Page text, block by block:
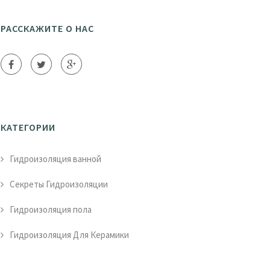
РАССКАЖИТЕ О НАС
КАТЕГОРИИ
Гидроизоляция ванной
Секреты Гидроизоляции
Гидроизоляция пола
Гидроизоляция Для Керамики